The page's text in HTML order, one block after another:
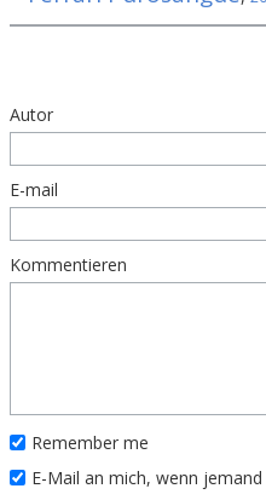
Autor
E-mail
Kommentieren
Remember me
E-Mail an mich, wenn